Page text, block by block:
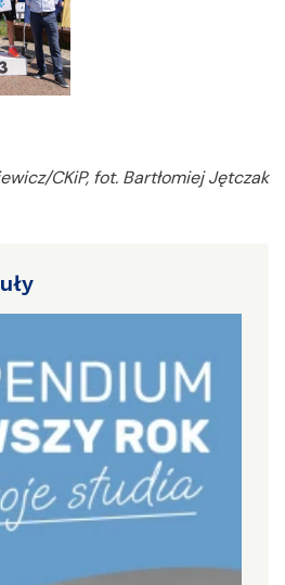
CKiP, fot. Bartłomiej Jętczak